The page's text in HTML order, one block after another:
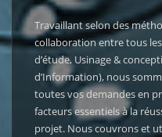
Travaillant selon des
collaboration entre tous les
d’étude, Usinage &
d’Information), nous
toutes vos demandes en
facteurs essentiels à la
projet. Nous couvrons et